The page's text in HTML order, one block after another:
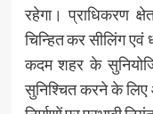
रहेगा। प्राधिकरण
चिन्हित कर सीलिंग एवं
कदम शहर के
सुनिश्चित करने के